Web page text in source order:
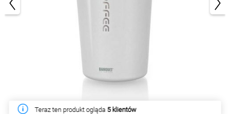
1/2
Teraz ten produkt ogląda 5 klientów